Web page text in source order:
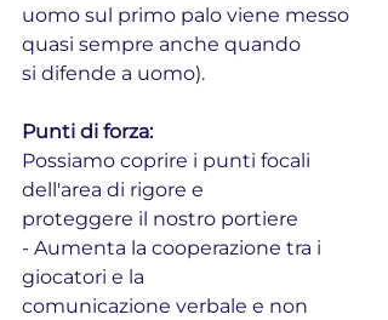
uomo sul primo palo viene messo
quasi sempre anche quando
si difende a uomo).
Punti di forza:
Possiamo coprire i punti focali
dell'area di rigore e
proteggere il nostro portiere
- Aumenta la cooperazione tra i
giocatori e la
comunicazione verbale e non